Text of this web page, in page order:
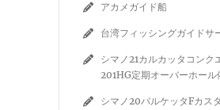
アカメガイド船
台湾フィッシングガイドサ
シマノ21カルカッタコンク
201HG定期オーバーホール
シマノ20バルケッタFカス